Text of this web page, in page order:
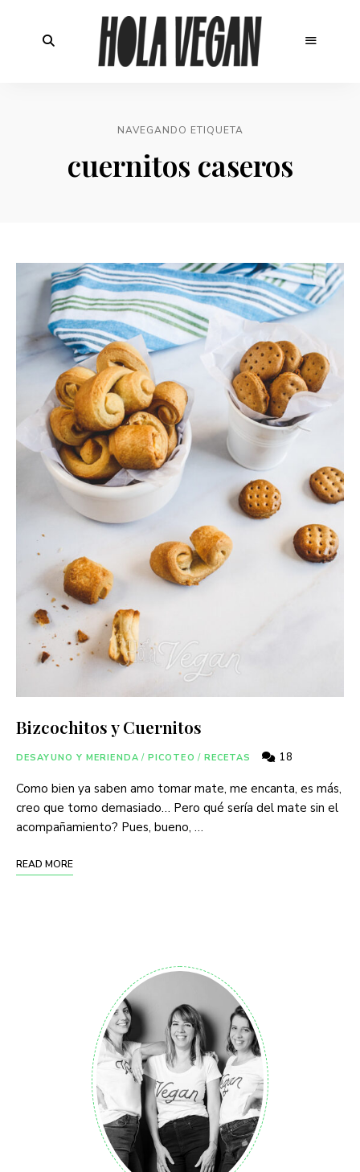
NAVEGANDO ETIQUETA
cuernitos caseros
Bizcochitos y Cuernitos
DESAYUNO Y MERIENDA / PICOTEO / RECETAS 18
Como bien ya saben amo tomar mate, me encanta, es más,
creo que tomo demasiado… Pero qué sería del mate sin el
acompañamiento? Pues, bueno, …
READ MORE